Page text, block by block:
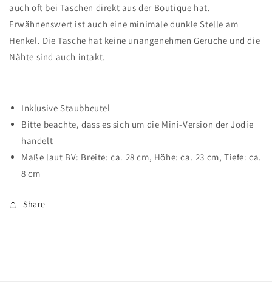
auch oft bei Taschen direkt aus der Boutique hat.
Erwähnenswert ist auch eine minimale dunkle Stelle am
Henkel. Die Tasche hat keine unangenehmen Gerüche und die
Nähte sind auch intakt.
Inklusive Staubbeutel
Bitte beachte, dass es sich um die Mini-Version der Jodie
handelt
Maße laut BV: Breite: ca. 28 cm, Höhe: ca. 23 cm, Tiefe: ca.
8 cm
Share